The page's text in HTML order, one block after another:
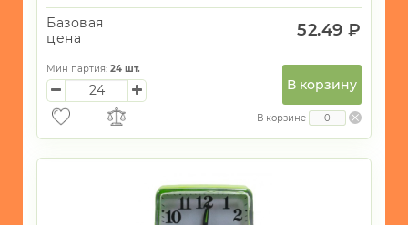
Базовая
цена
52.49 ₽
Мин партия: 24 шт.
В корзину
В корзине